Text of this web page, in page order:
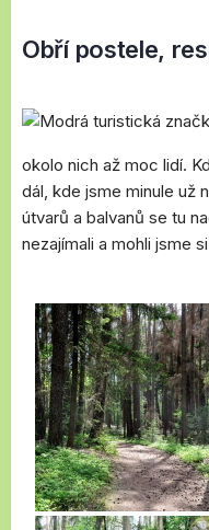
Obří postele,
okolo nich až moc lidí.
dál, kde jsme minule už
útvarů a balvanů se tu
nezajímali a mohli jsme